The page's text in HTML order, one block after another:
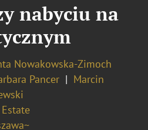
nabyciu na
Nowakowska-Zimoch
Pancer
Marcin